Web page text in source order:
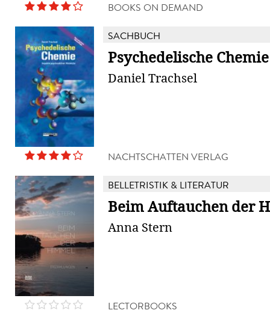
BOOKS ON DEMAND
SACHBUCH
Psychedelische Chemie
Daniel Trachsel
NACHTSCHATTEN VERLAG
BELLETRISTIK & LITERATUR
Beim Auftauchen der
Anna Stern
LECTORBOOKS